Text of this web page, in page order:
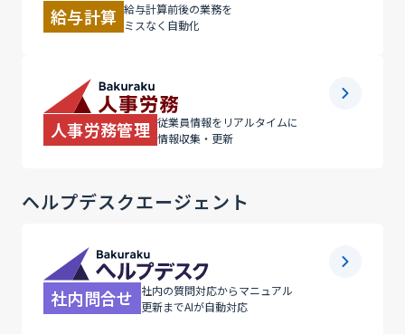
給与計算 給与計算前後の業務を
ミスなく自動化
人事労務管理 従業員情報をリアルタイムに
情報収集・更新
ヘルプデスクエージェント
社内問合せ
社内の質問対応からマニュアル
更新までAIが自動対応